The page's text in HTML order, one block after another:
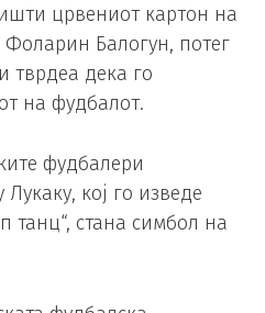
црвениот картон на
Фоларин Балогун, потег
тврдеа дека го
на фудбалот.
фудбалери
кој го изведе
танц“, стана симбол на